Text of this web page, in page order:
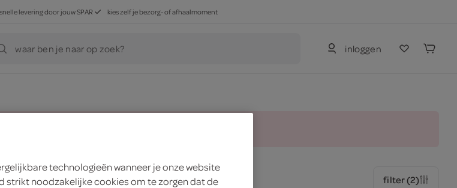
snelle levering door jouw SPAR kies zelf je bezorg- of afhaalmoment
waar ben je naar op zoek? inloggen
automatisch verwerkt in de winkelmand.
filter (2)
technologieën wanneer je onze website
strikt noodzakelijke cookies om te zorgen dat de